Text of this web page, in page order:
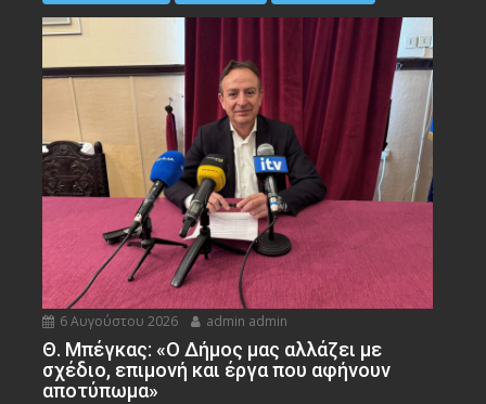
6 Αυγούστου 2026 admin admin
Θ. Μπέγκας: «Ο Δήμος μας αλλάζει με
σχέδιο, επιμονή και έργα που αφήνουν
αποτύπωμα»